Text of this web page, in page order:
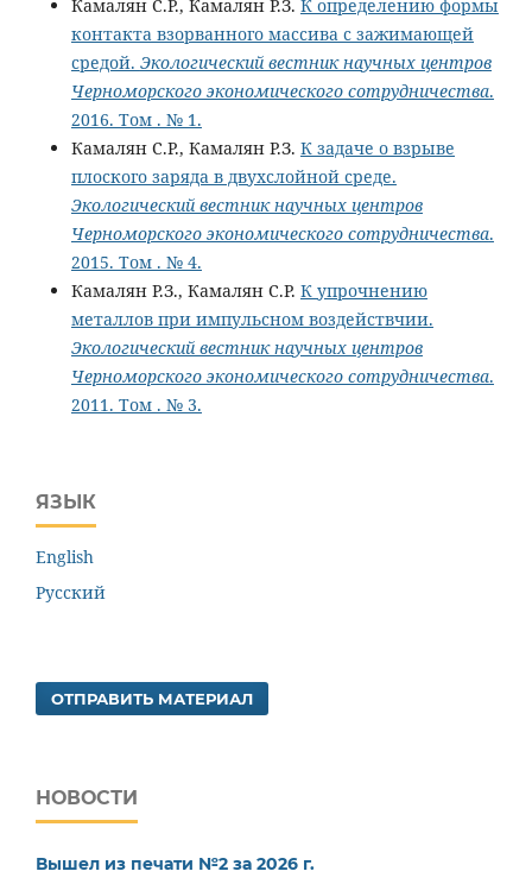
Камалян С.Р., Камалян Р.З. К определению формы
контакта взорванного массива с зажимающей
средой. Экологический вестник научных центров
Черноморского экономического сотрудничества.
2016. Том . № 1.
Камалян С.Р., Камалян Р.З. К задаче о взрыве
плоского заряда в двухслойной среде.
Экологический вестник научных центров
Черноморского экономического сотрудничества.
2015. Том . № 4.
Камалян Р.З., Камалян С.Р. К упрочнению
металлов при импульсном воздействчии.
Экологический вестник научных центров
Черноморского экономического сотрудничества.
2011. Том . № 3.
ЯЗЫК
English
Русский
ОТПРАВИТЬ МАТЕРИАЛ
НОВОСТИ
Вышел из печати №2 за 2026 г.